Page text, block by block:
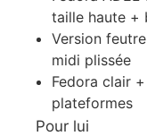
taille haute +
Version
midi plissée
Fedora clair
plateformes
Pour lui